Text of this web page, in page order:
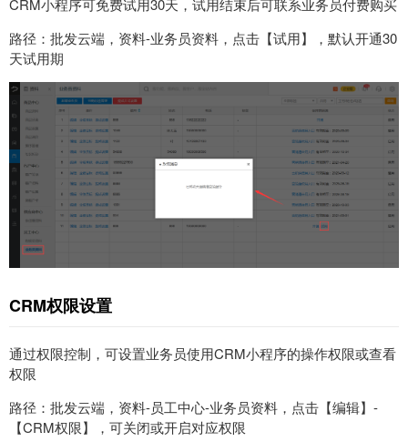
路径：批发云端，资料-业务员资料，点击【试用】，默认开通30
天试用期
CRM权限设置
通过权限控制，可设置业务员使用CRM小程序的操作权限或查看
权限
路径：批发云端，资料-员工中心-业务员资料，点击【编辑】-
【CRM权限】，可关闭或开启对应权限